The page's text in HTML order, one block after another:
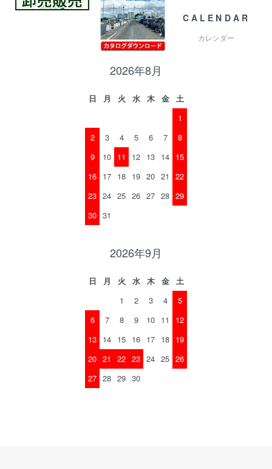
CALENDAR
カレンダー
2026年8月
日 月 火 水 木 金
土
1
2
3 4 5 6 7
8
9
10 11 12 13 14 15
16 17 18 19 20 21
22
23 24 25 26 27 28 29
30 31
2026年9月
日 月 火 水 木 金
土
1
2 3 4
5
6
7 8 9 10 11
12
13 14 15 16 17 18 19
20 21 22 23 24 25 26
27 28 29 30